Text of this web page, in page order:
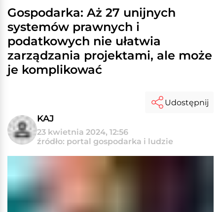
Gospodarka: Aż 27 unijnych
systemów prawnych i
podatkowych nie ułatwia
zarządzania projektami, ale może
je komplikować
KAJ
23 kwietnia 2024, 12:56
źródło: portal gospodarka i ludzie
Udostępnij